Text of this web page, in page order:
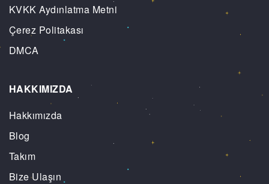
KVKK Aydınlatma Metni
Çerez Politakası
DMCA
HAKKIMIZDA
Hakkımızda
Blog
Takım
Bize Ulaşın